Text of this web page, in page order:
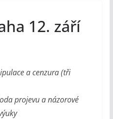
12. září
a cenzura (tři
projevu a názorové